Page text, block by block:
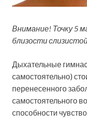
Внимание! Точку 5
близости
Дыхательные
самостоятельно)
перенесенного
самостоятельного
способности